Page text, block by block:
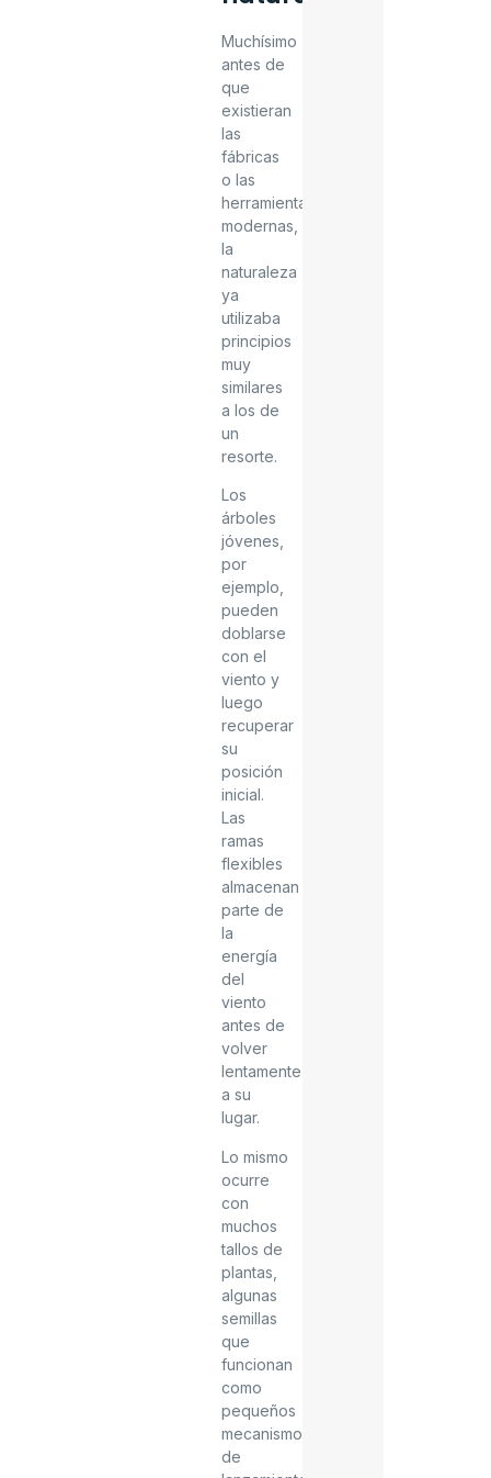
Muchísimo
antes de
que
existieran
las
fábricas
o las
herramientas
modernas,
la
naturaleza
ya
utilizaba
principios
muy
similares
a los de
un
resorte.
Los
árboles
jóvenes,
por
ejemplo,
pueden
doblarse
con el
viento y
luego
recuperar
su
posición
inicial.
Las
ramas
flexibles
almacenan
parte de
la
energía
del
viento
antes de
volver
lentamente
a su
lugar.
Lo mismo
ocurre
con
muchos
tallos de
plantas,
algunas
semillas
que
funcionan
como
pequeños
mecanismos
de